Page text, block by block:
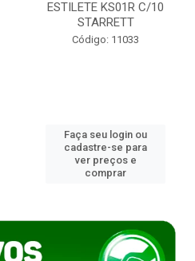
ESTILETE KS01R C/10
STARRETT
Código: 11033
Faça seu login ou
cadastre-se para
ver preços e
comprar